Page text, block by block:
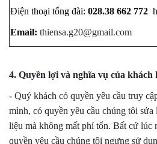
Điện thoại tổng đài: 028.38 662 772
Email: thiensa.g20@gmail.com
4. Quyền lợi và nghĩa vụ của khách
- Quý khách có quyền yêu cầu truy
mình, có quyền yêu cầu chúng tôi
liệu mà không mất phí tổn. Bất cứ lúc
quyền yêu cầu chúng tôi ngưng sử